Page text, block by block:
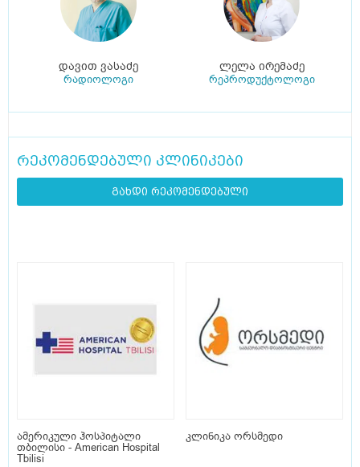
დავით ვასაძე
რადიოლოგი
ლელა ირემაძე
რეპროდუქტოლოგი
რეკომენდებული კლინიკები
გახდი რეკომენდებული
ამერიკული ჰოსპიტალი
თბილისი - American Hospital
Tbilisi
კლინიკა ორსმედი